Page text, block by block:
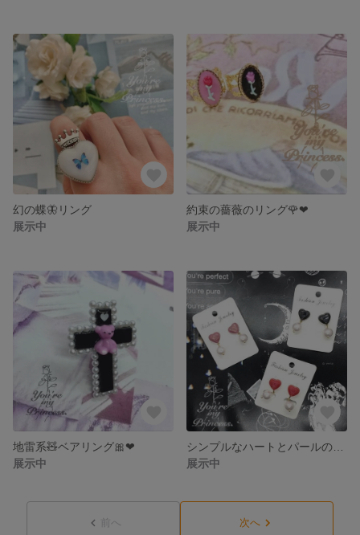
幻の蝶🦋リング
展示中
約束の薔薇のリング🌹❤︎
展示中
地雷系🧸ベアリング🎀❤︎
展示中
展示中
前へ 次へ